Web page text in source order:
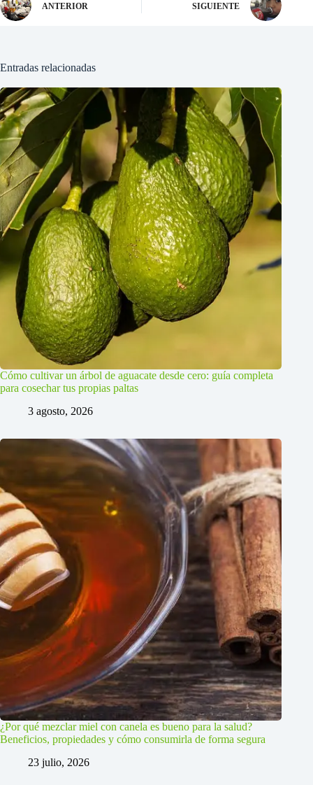
ANTERIOR SIGUIENTE
Entradas relacionadas
Cómo cultivar un árbol de aguacate desde cero: guía completa
para cosechar tus propias paltas
3 agosto, 2026
¿Por qué mezclar miel con canela es bueno para la salud?
Beneficios, propiedades y cómo consumirla de forma segura
23 julio, 2026